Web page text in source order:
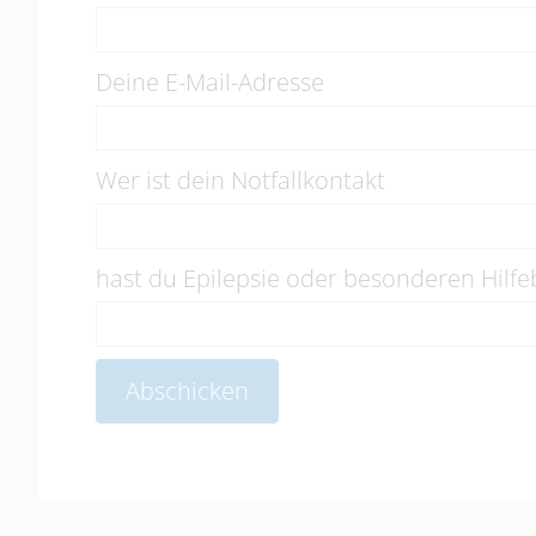
Deine E-Mail-Adresse
Wer ist dein Notfallkontakt
hast du Epilepsie oder besonderen